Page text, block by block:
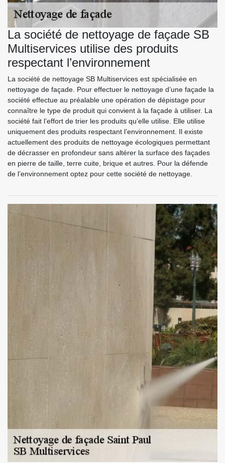
La société de nettoyage de façade SB
Multiservices utilise des produits
respectant l’environnement
La société de nettoyage SB Multiservices est spécialisée en
nettoyage de façade. Pour effectuer le nettoyage d’une façade la
société effectue au préalable une opération de dépistage pour
connaître le type de produit qui convient à la façade à utiliser. La
société fait l’effort de trier les produits qu’elle utilise. Elle utilise
uniquement des produits respectant l’environnement. Il existe
actuellement des produits de nettoyage écologiques permettant
de décrasser en profondeur sans altérer la surface des façades
en pierre de taille, terre cuite, brique et autres. Pour la défende
de l’environnement optez pour cette société de nettoyage.